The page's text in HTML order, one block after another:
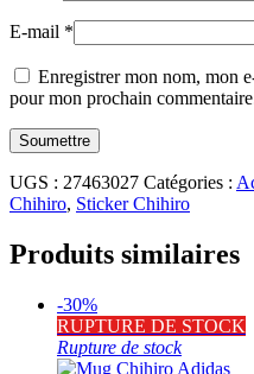
E-mail *
Enregistrer mon nom, mon
pour mon prochain
UGS : 27463027 Catégories :
Chihiro, Sticker Chihiro
Produits similaires
-30%
RUPTURE DE STOCK
Rupture de stock